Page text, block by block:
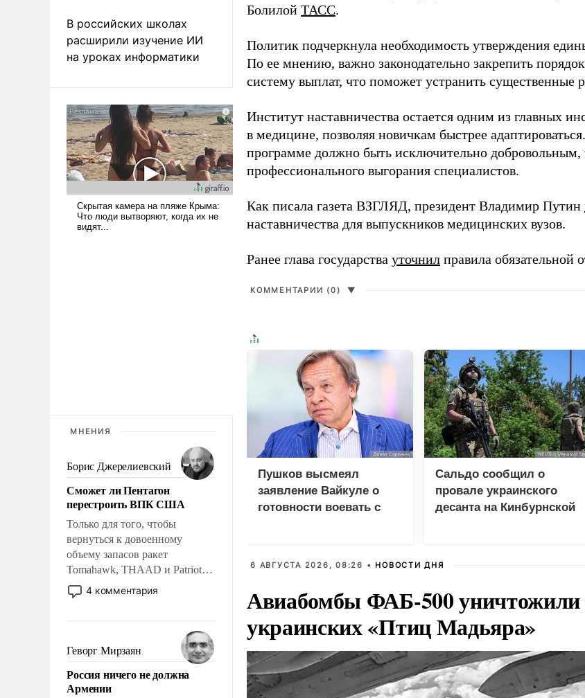
В российских школах
расширили изучение ИИ
на уроках информатики
МНЕНИЯ
Борис Джерелиевский
Сможет ли Пентагон
перестроить ВПК США
Только для того, чтобы
вернуться к довоенному
объему запасов ракет
Tomahawk, THAAD и Patriot
США потребуется более трех
лет. Даже небольшая война с
Сложившаяся ситуация
означает многолетний период
уязвимости США, например,
перед Китаем.
4 комментария
Геворг Мирзаян
Россия ничего не должна
Армении
Болилой ТАСС.
Политик подчеркнула необходимость утверждения
По ее мнению, важно законодательно закрепить
систему выплат, что поможет устранить существенные
Институт наставничества остается одним из главных
в медицине, позволяя новичкам быстрее
программе должно быть исключительно добровольным,
профессионального выгорания специалистов.
Как писала газета ВЗГЛЯД, президент Владимир Путин
наставничества для выпускников медицинских вузов.
Ранее глава государства уточнил правила обязательной
КОММЕНТАРИИ (0) ▼
Пушков высмеял
заявление Вайкуле о
готовности воевать с
Сальдо сообщил о
провале украинского
десанта на Кинбурнской
6 АВГУСТА 2026, 08:26 • НОВОСТИ ДНЯ
Авиабомбы ФАБ-500 уничтожили
украинских «Птиц Мадьяра»